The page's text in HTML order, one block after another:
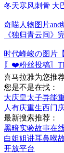
冬天寒风刺骨 大
奇喵人物图片and
《独归青云间
时代峰峻の图片
〖❤️粉丝投稿〗
喜马拉雅为您推
您是不是在找：
大庆皇太子异能
人有庆重生西门
最新搜索推荐：
黑暗实验故事在
白姐姐讲耳鼻喉
开放平台